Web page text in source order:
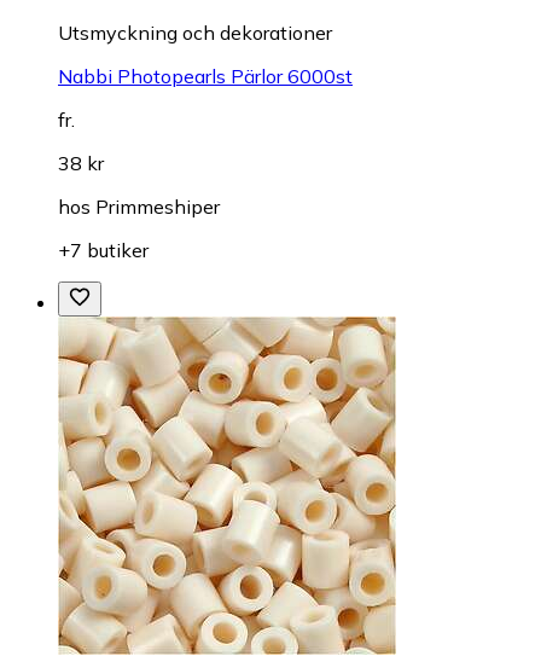
Utsmyckning och dekorationer
Nabbi Photopearls Pärlor 6000st
fr.
38 kr
hos Primmeshiper
+7 butiker